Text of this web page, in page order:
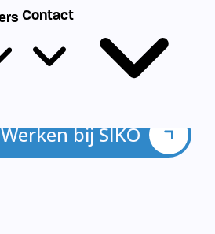
Werken bij SIKO